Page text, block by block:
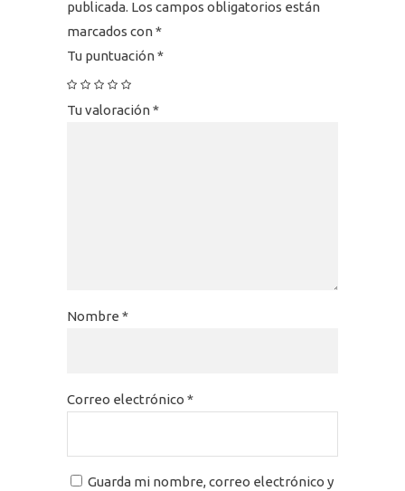
publicada. Los campos obligatorios están
marcados con*
Tu puntuación*
Tu valoración*
Nombre *
Correo electrónico *
Guarda mi nombre, correo electrónico y